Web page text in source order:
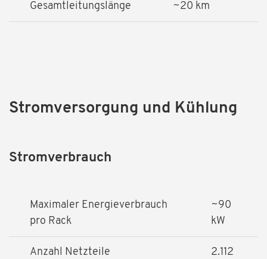
Gesamtleitungslänge ~20 km
Stromversorgung und Kühlung
Stromverbrauch
Maximaler Energieverbrauch
pro Rack
~90
kW
Anzahl Netzteile 2.112